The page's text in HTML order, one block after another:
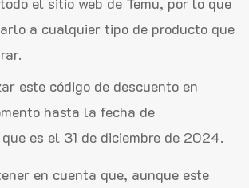
a cualquier tipo de producto que
este código de descuento en
hasta la fecha de
es el 31 de diciembre de 2024.
en cuenta que, aunque este